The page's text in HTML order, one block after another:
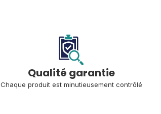
Qualité garantie
Chaque produit est minutieusement contrôlé